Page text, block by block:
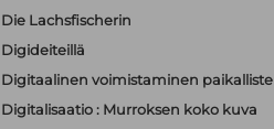
Die Lachsfischerin
Digideiteillä
Digitaalinen voimistaminen
Digitalisaatio : Murroksen koko kuva